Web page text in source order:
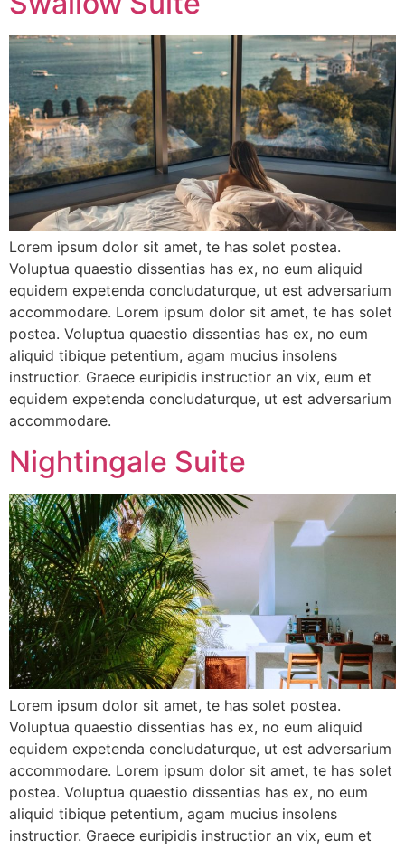
Lorem ipsum dolor sit amet, te has solet postea.
Voluptua quaestio dissentias has ex, no eum aliquid
equidem expetenda concludaturque, ut est adversarium
accommodare. Lorem ipsum dolor sit amet, te has solet
postea. Voluptua quaestio dissentias has ex, no eum
aliquid tibique petentium, agam mucius insolens
instructior. Graece euripidis instructior an vix, eum et
equidem expetenda concludaturque, ut est adversarium
accommodare.
Nightingale Suite
Lorem ipsum dolor sit amet, te has solet postea.
Voluptua quaestio dissentias has ex, no eum aliquid
equidem expetenda concludaturque, ut est adversarium
accommodare. Lorem ipsum dolor sit amet, te has solet
postea. Voluptua quaestio dissentias has ex, no eum
aliquid tibique petentium, agam mucius insolens
instructior. Graece euripidis instructior an vix, eum et